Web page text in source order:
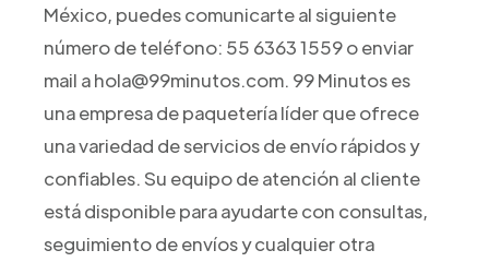
México, puedes comunicarte al siguiente
número de teléfono: 55 6363 1559 o enviar
mail a hola@99minutos.com. 99 Minutos es
una empresa de paquetería líder que ofrece
una variedad de servicios de envío rápidos y
confiables. Su equipo de atención al cliente
está disponible para ayudarte con consultas,
seguimiento de envíos y cualquier otra